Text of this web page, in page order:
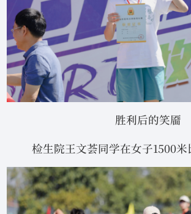
胜利后的笑靥
检生院王文荟同学在女子1500